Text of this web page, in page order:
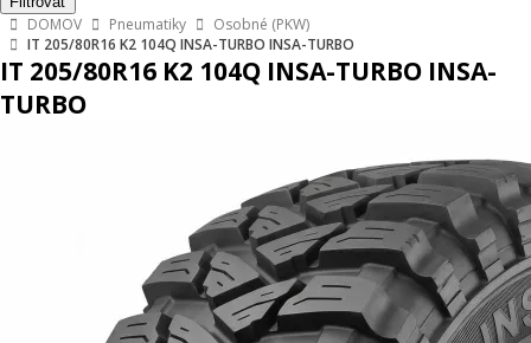
DOMOV Pneumatiky
Osobné (PKW)
IT 205/80R16 K2 104Q INSA-TURBO INSA-TURBO
IT 205/80R16 K2 104Q INSA-TURBO INSA-
TURBO